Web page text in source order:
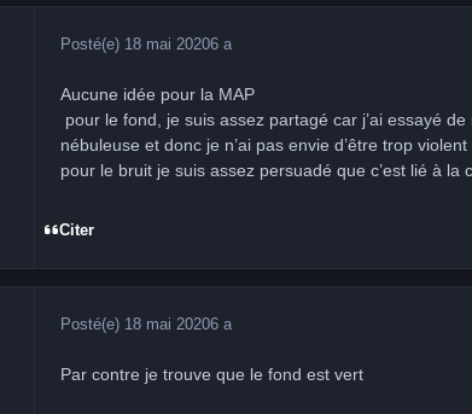
Posté(e) 18 mai 20206 a
Aucune idée pour la MAP
pour le fond, je suis assez partagé car j’ai essayé
nébuleuse et donc je n’ai pas envie d’être trop
pour le bruit je suis assez persuadé que c’est lié à la
Citer
Posté(e) 18 mai 20206 a
Par contre je trouve que le fond est vert